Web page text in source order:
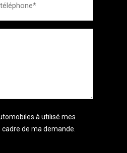
à utilisé mes
de ma demande.